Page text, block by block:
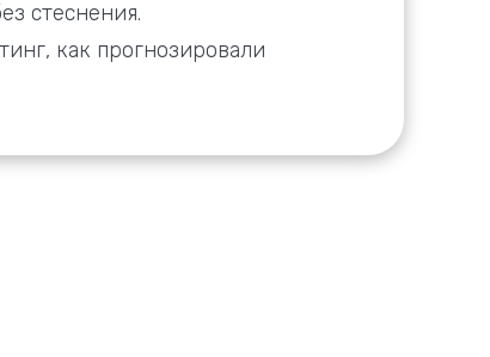
стеснения.
как прогнозировали